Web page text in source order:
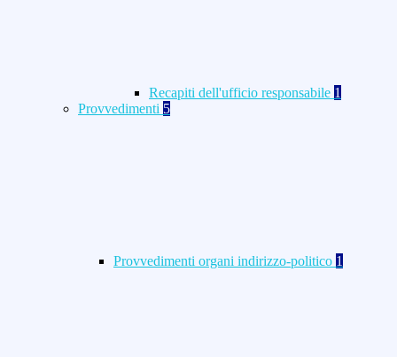
Recapiti dell'ufficio responsabile 1
Provvedimenti 5
Provvedimenti organi indirizzo-politico 1